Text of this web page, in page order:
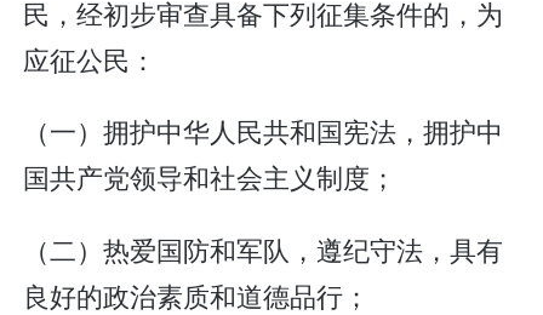
民，经初步审查具备下列征集条件的，为
应征公民：
（一）拥护中华人民共和国宪法，拥护中
国共产党领导和社会主义制度；
（二）热爱国防和军队，遵纪守法，具有
良好的政治素质和道德品行；